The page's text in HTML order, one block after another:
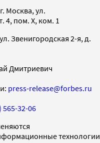
Москва, ул.
4, пом. X, ком. 1
Звенигородская 2-я, д.
Дмитриевич
press-release@forbes.ru
565-32-06
технологии